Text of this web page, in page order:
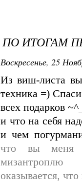
ПО ИТОГАМ
Воскресенье, 25
Из виш-листа
техника =)
всех подарков
и что на себя
и чем
что вы
оказывается,